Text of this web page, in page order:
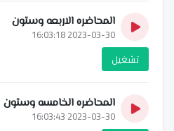
المحاضره الاربعه وستون
2023-03-30 16:03:18
تشغيل
المحاضره الخامسه وستون
2023-03-30 16:03:43